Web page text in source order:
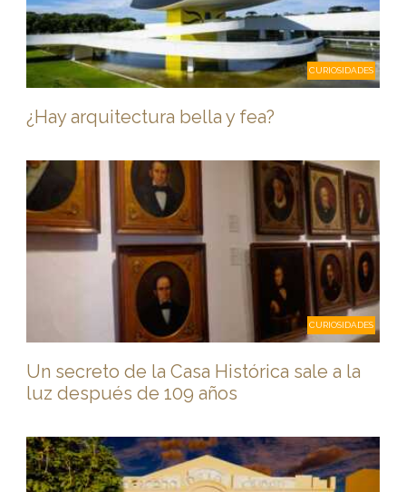
CURIOSIDADES
¿Hay arquitectura bella y fea?
CURIOSIDADES
Un secreto de la Casa Histórica sale a la
luz después de 109 años